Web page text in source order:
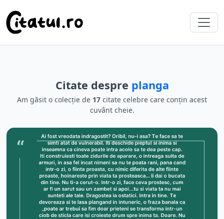
Citate despre planga
Am găsit o colecție de 17 citate celebre care conțin acest
cuvânt cheie.